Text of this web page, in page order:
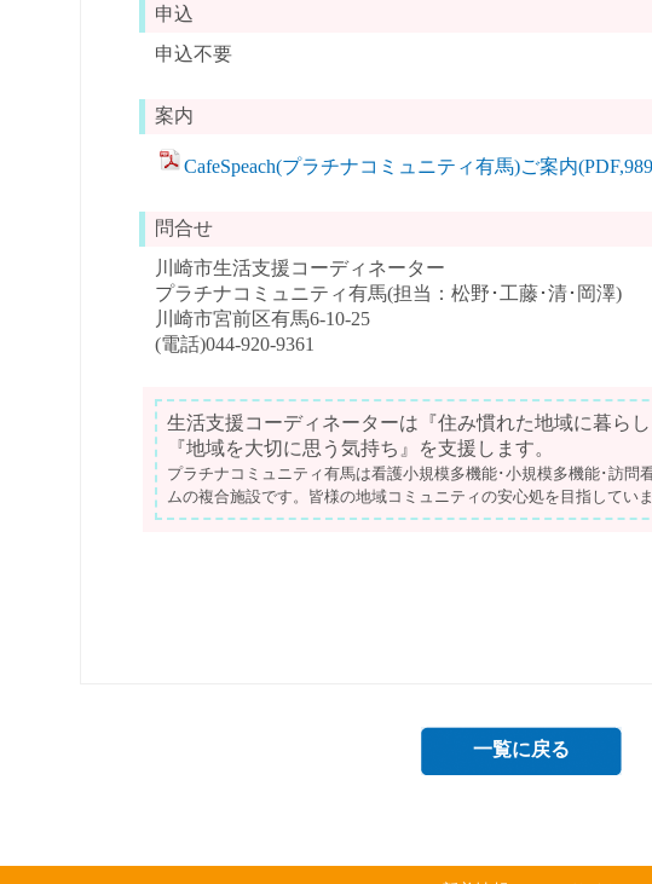
申込
申込不要
案内
CafeSpeach(プラチナコミュニティ有馬)ご案内
問合せ
川崎市生活支援コーディネーター
プラチナコミュニティ有馬(担当：松野･工藤･清･岡澤)
川崎市宮前区有馬6-10-25
(電話)044-920-9361
生活支援コーディネーターは『住み慣れた地域に暮ら
『地域を大切に思う気持ち』を支援します。
プラチナコミュニティ有馬は看護小規模多機能･小規模多機能･訪問
ムの複合施設です。皆様の地域コミュニティの安心処を目指してい
一覧に戻る